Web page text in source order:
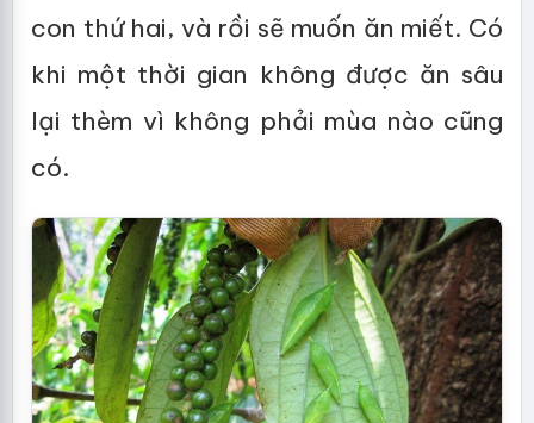
con thứ hai, và rồi sẽ muốn ăn miết. Có
khi một thời gian không được ăn sâu
lại thèm vì không phải mùa nào cũng
có.